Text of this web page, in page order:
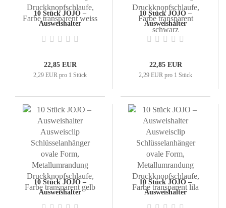
10 Stück JOJO –
Ausweishalter
Schlüsselanhänger ovale
Metallumrandung
Druckknopfschlaufe,
22,85 EUR
2,29 EUR pro 1 Stück
10 Stück JOJO –
Ausweishalter
Ausweisclip
Schlüsselanhänger ovale
Metallumrandung
Druckknopfschlaufe,
22,85 EUR
2,29 EUR pro 1 Stück
10 Stück JOJO –
Ausweishalter
10 Stück JOJO –
Ausweishalter